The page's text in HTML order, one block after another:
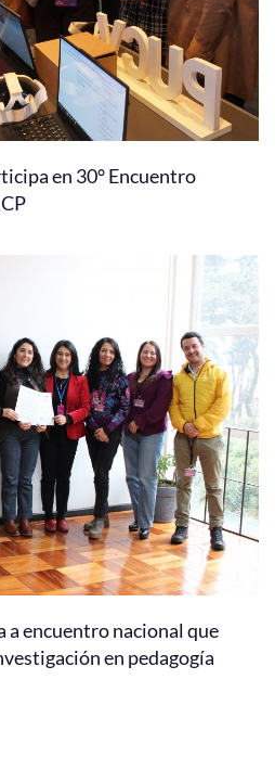
en 30° Encuentro
a encuentro nacional que
en pedagogía